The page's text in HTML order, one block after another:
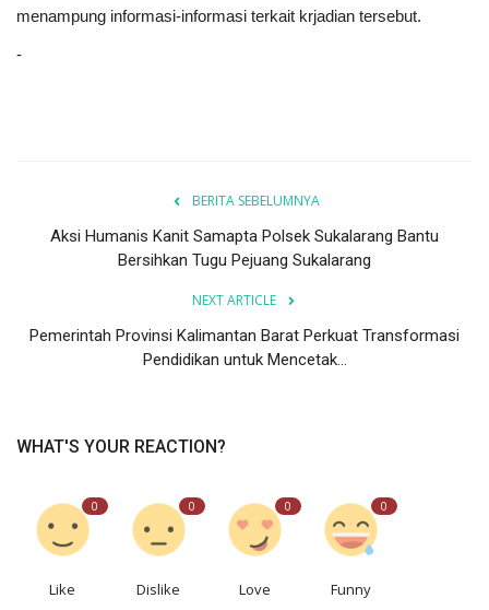
menampung informasi-informasi terkait krjadian tersebut.
-
BERITA SEBELUMNYA
Aksi Humanis Kanit Samapta Polsek Sukalarang Bantu
Bersihkan Tugu Pejuang Sukalarang
NEXT ARTICLE
Pemerintah Provinsi Kalimantan Barat Perkuat Transformasi
Pendidikan untuk Mencetak...
WHAT'S YOUR REACTION?
0
Like
0
Dislike
0
Love
0
Funny